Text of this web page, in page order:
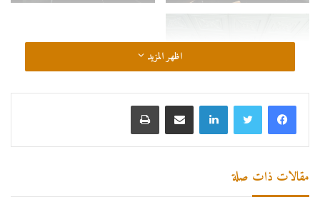
اظهر المزيد
لينكدإن مشاركة عبر البريد طباعة
مقالات ذات صلة